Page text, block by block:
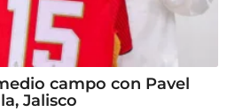
campo con Pavel
Jalisco